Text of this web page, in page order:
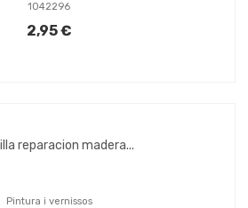
1042296
2,95 €
Pintura i vernissos